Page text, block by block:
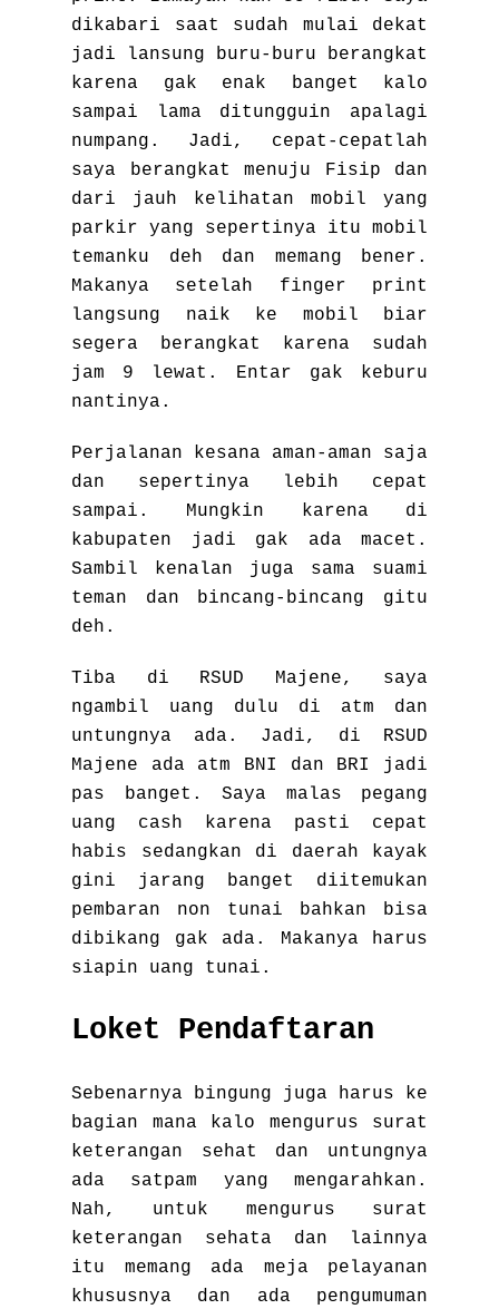
dikabari saat sudah mulai dekat
jadi lansung buru-buru berangkat
karena gak enak banget kalo
sampai lama ditungguin apalagi
numpang. Jadi, cepat-cepatlah
saya berangkat menuju Fisip dan
dari jauh kelihatan mobil yang
parkir yang sepertinya itu mobil
temanku deh dan memang bener.
Makanya setelah finger print
langsung naik ke mobil biar
segera berangkat karena sudah
jam 9 lewat. Entar gak keburu
nantinya.
Perjalanan kesana aman-aman saja
dan sepertinya lebih cepat
sampai. Mungkin karena di
kabupaten jadi gak ada macet.
Sambil kenalan juga sama suami
teman dan bincang-bincang gitu
deh.
Tiba di RSUD Majene, saya
ngambil uang dulu di atm dan
untungnya ada. Jadi, di RSUD
Majene ada atm BNI dan BRI jadi
pas banget. Saya malas pegang
uang cash karena pasti cepat
habis sedangkan di daerah kayak
gini jarang banget diitemukan
pembaran non tunai bahkan bisa
dibikang gak ada. Makanya harus
siapin uang tunai.
Loket Pendaftaran
Sebenarnya bingung juga harus ke
bagian mana kalo mengurus surat
keterangan sehat dan untungnya
ada satpam yang mengarahkan.
Nah, untuk mengurus surat
keterangan sehata dan lainnya
itu memang ada meja pelayanan
khususnya dan ada pengumuman